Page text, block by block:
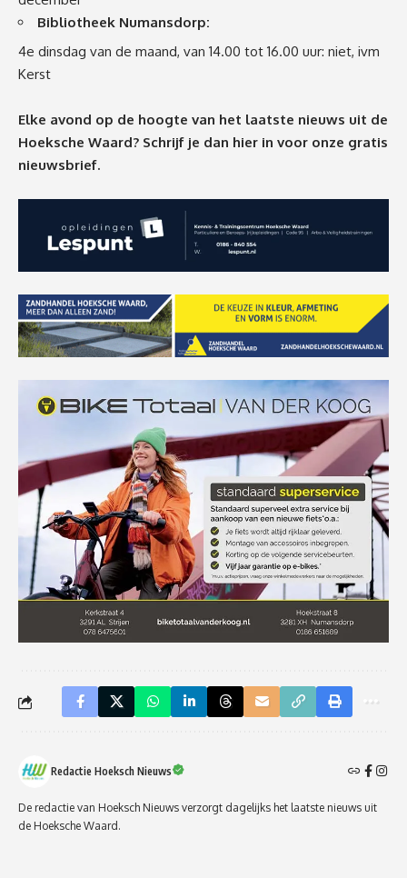
Bibliotheek Numansdorp:
4e dinsdag van de maand, van 14.00 tot 16.00 uur: niet, ivm
Kerst
Elke avond op de hoogte van het laatste nieuws uit de
Hoeksche Waard? Schrijf je dan hier in voor onze gratis
nieuwsbrief.
Redactie Hoeksch Nieuws
De redactie van Hoeksch Nieuws verzorgt dagelijks het laatste nieuws uit
de Hoeksche Waard.